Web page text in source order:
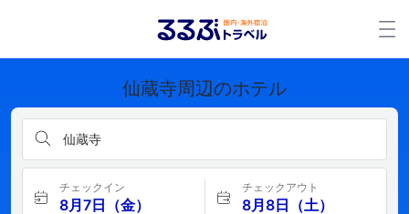
仙蔵寺周辺のホテル
仙蔵寺
チェックイン
8月7日（金）
チェックアウト
8月8日（土）